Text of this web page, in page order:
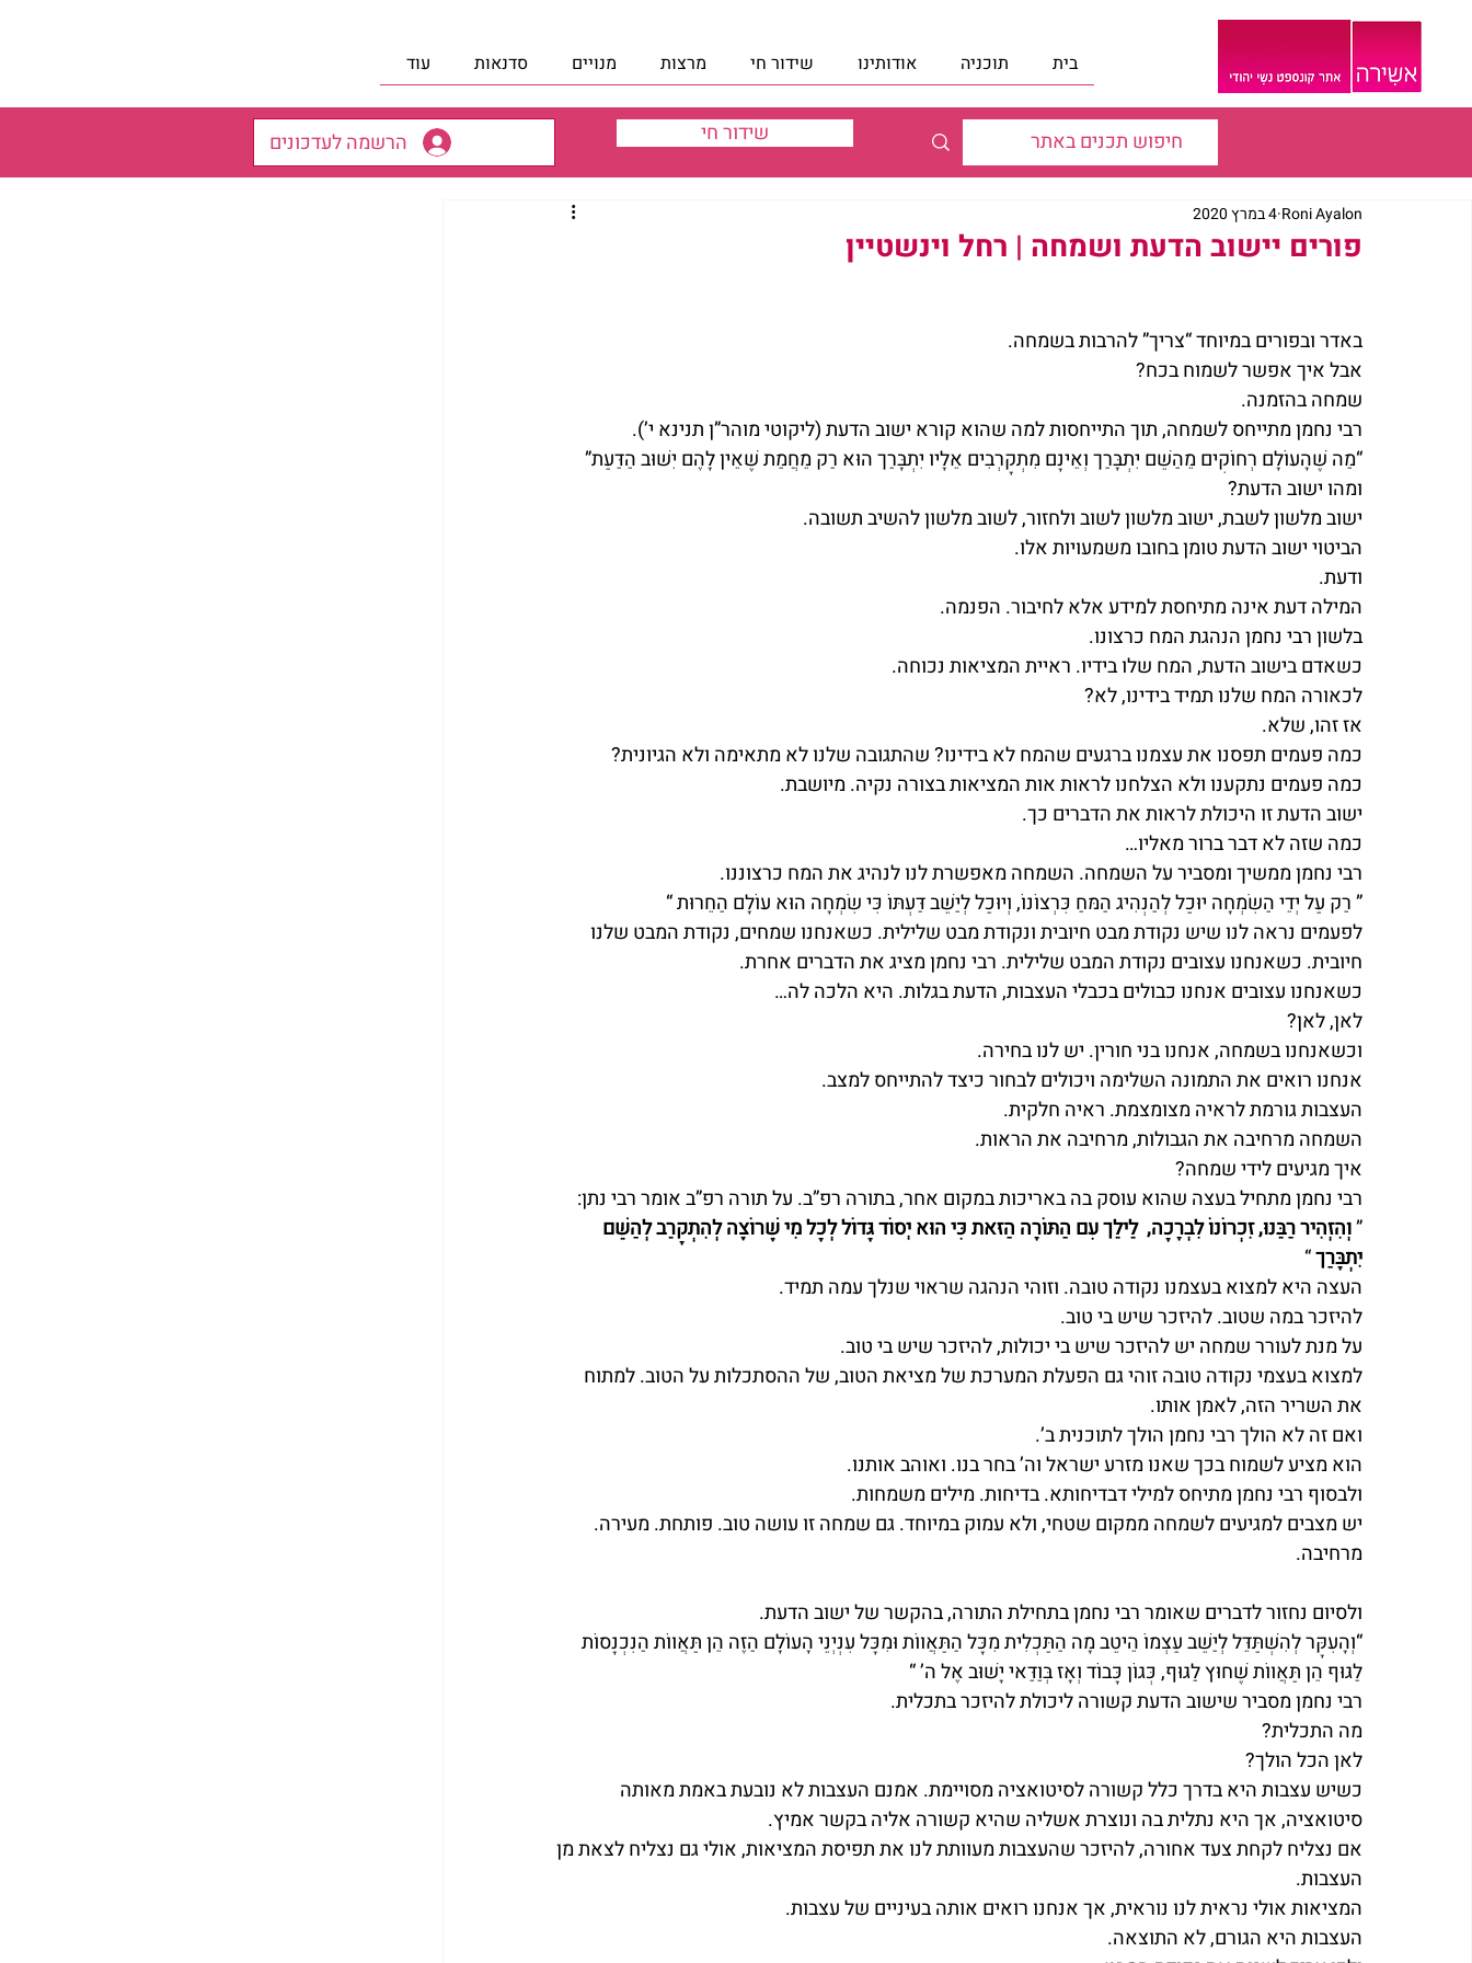
בית תוכניה אודותינו שידור חי מרצות מנויים סדנאות עוד
הרשמה לעדכונים שידור חי
פורים יישוב הדעת ושמחה | רחל וינשטיין
Roni Ayalon 4 במרץ 2020
באדר ובפורים במיוחד “צריך” להרבות בשמחה.
אבל איך אפשר לשמוח בכח?
שמחה בהזמנה.
רבי נחמן מתייחס לשמחה, תוך התייחסות למה שהוא קורא ישוב הדעת (ליקוטי מוהר”ן תנינא י’).
“מַה שֶּׁהָעוֹלָם רְחוֹקִים מֵהַשֵּׁם יִתְבָּרַך וְאֵינָם מִתְקָרְבִים אֵלָיו יִתְבָּרַך הוּא רַק מֵחֲמַת שֶׁאֵין לָהֶם יִשּׁוּב הַדַּעַת”
ומהו ישוב הדעת?
ישוב מלשון לשבת, ישוב מלשון לשוב ולחזור, לשוב מלשון להשיב תשובה.
הביטוי ישוב הדעת טומן בחובו משמעויות אלו.
ודעת.
המילה דעת אינה מתיחסת למידע אלא לחיבור. הפנמה.
בלשון רבי נחמן הנהגת המח כרצונו.
כשאדם בישוב הדעת, המח שלו בידיו. ראיית המציאות נכוחה.
לכאורה המח שלנו תמיד בידינו, לא?
אז זהו, שלא.
כמה פעמים תפסנו את עצמנו ברגעים שהמח לא בידינו? שהתגובה שלנו לא מתאימה ולא הגיונית?
כמה פעמים נתקענו ולא הצלחנו לראות אות המציאות בצורה נקיה. מיושבת.
ישוב הדעת זו היכולת לראות את הדברים כך.
כמה שזה לא דבר ברור מאליו…
רבי נחמן ממשיך ומסביר על השמחה. השמחה מאפשרת לנו לנהיג את המח כרצוננו.
” רַק עַל יְדֵי הַשִּׂמְחָה יוּכַל לְהַנְהִיג הַמּחַ כִּרְצוֹנוֹ, וְיוּכַל לְיַשֵּׁב דַּעְתּוֹ כִּי שִׂמְחָה הוּא עוֹלָם הַחֵרוּת “
לפעמים נראה לנו שיש נקודת מבט חיובית ונקודת מבט שלילית. כשאנחנו שמחים, נקודת המבט שלנו
חיובית. כשאנחנו עצובים נקודת המבט שלילית. רבי נחמן מציג את הדברים אחרת.
כשאנחנו עצובים אנחנו כבולים בכבלי העצבות, הדעת בגלות. היא הלכה לה…
לאן, לאן?
וכשאנחנו בשמחה, אנחנו בני חורין. יש לנו בחירה.
אנחנו רואים את התמונה השלימה ויכולים לבחור כיצד להתייחס למצב.
העצבות גורמת לראיה מצומצמת. ראיה חלקית.
השמחה מרחיבה את הגבולות, מרחיבה את הראות.
איך מגיעים לידי שמחה?
רבי נחמן מתחיל בעצה שהוא עוסק בה באריכות במקום אחר, בתורה רפ”ב. על תורה רפ”ב אומר רבי נתן:
” וְהִזְהִיר רַבֵּנוּ, זִכְרוֹנוֹ לִבְרָכָה,  לֵילֵך עִם הַתּוֹרָה הַזּאת כִּי הוּא יְסוֹד גָּדוֹל לְכָל מִי שֶׁרוֹצֶה לְהִתְקָרֵב לְהַשֵּׁם
יִתְבָּרַך “
העצה היא למצוא בעצמנו נקודה טובה. וזוהי הנהגה שראוי שנלך עמה תמיד.
להיזכר במה שטוב. להיזכר שיש בי טוב.
על מנת לעורר שמחה יש להיזכר שיש בי יכולות, להיזכר שיש בי טוב.
למצוא בעצמי נקודה טובה זוהי גם הפעלת המערכת של מציאת הטוב, של ההסתכלות על הטוב. למתוח
את השריר הזה, לאמן אותו.
ואם זה לא הולך רבי נחמן הולך לתוכנית ב’.
הוא מציע לשמוח בכך שאנו מזרע ישראל וה’ בחר בנו. ואוהב אותנו.
ולבסוף רבי נחמן מתיחס למילי דבדיחותא. בדיחות. מילים משמחות.
יש מצבים למגיעים לשמחה ממקום שטחי, ולא עמוק במיוחד. גם שמחה זו עושה טוב. פותחת. מעירה.
מרחיבה.
ולסיום נחזור לדברים שאומר רבי נחמן בתחילת התורה, בהקשר של ישוב הדעת.
“וְהָעִקָּר לְהִשְׁתַּדֵּל לְיַשֵּׁב עַצְמוֹ הֵיטֵב מָה הַתַּכְלִית מִכָּל הַתַּאֲווֹת וּמִכָּל עִנְיְנֵי הָעוֹלָם הַזֶּה הֵן תַּאֲווֹת הַנִּכְנָסוֹת
לַגּוּף הֵן תַּאֲווֹת שֶׁחוּץ לַגּוּף, כְּגוֹן כָּבוֹד וְאָז בְּוַדַּאי יָשׁוּב אֶל ה’ “
רבי נחמן מסביר שישוב הדעת קשורה ליכולת להיזכר בתכלית.
מה התכלית?
לאן הכל הולך?
כשיש עצבות היא בדרך כלל קשורה לסיטואציה מסויימת. אמנם העצבות לא נובעת באמת מאותה
סיטואציה, אך היא נתלית בה ונוצרת אשליה שהיא קשורה אליה בקשר אמיץ.
אם נצליח לקחת צעד אחורה, להיזכר שהעצבות מעוותת לנו את תפיסת המציאות, אולי גם נצליח לצאת מן
העצבות.
המציאות אולי נראית לנו נוראית, אך אנחנו רואים אותה בעיניים של עצבות.
העצבות היא הגורם, לא התוצאה.